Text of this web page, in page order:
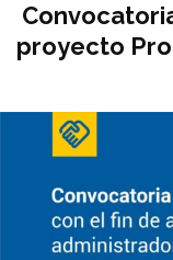
proyecto